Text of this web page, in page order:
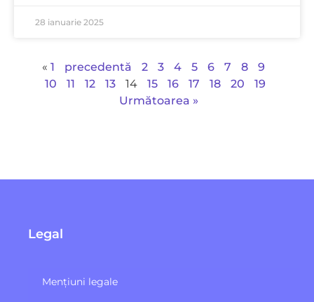
28 ianuarie 2025
« 1 precedentă 2 3 4 5 6 7 8
9
10
11 12 13 14 15 16 17 18 20
19
Următoarea »
Legal
Mențiuni legale